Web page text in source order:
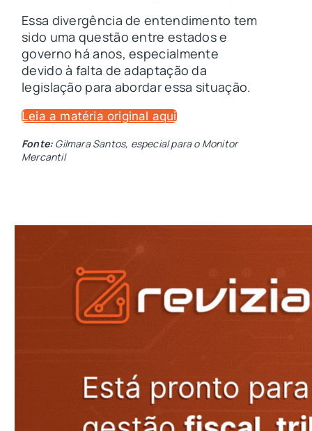
Essa divergência de entendimento tem
sido uma questão entre estados e
governo há anos, especialmente
devido à falta de adaptação da
legislação para abordar essa situação.
Leia a matéria original aqui
Fonte: Gilmara Santos, especial para o Monitor
Mercantil